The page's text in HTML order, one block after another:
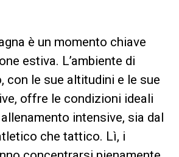
è un momento chiave
estiva. L’ambiente di
con le sue altitudini e le sue
offre le condizioni ideali
intensive, sia dal
che tattico. Lì, i